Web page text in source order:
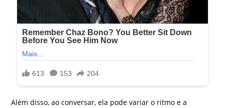
Além disso, ao conversar, ela pode variar o ritmo e a